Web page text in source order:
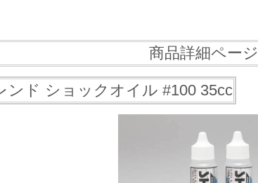
商品詳細ページ
ド ショックオイル #100 35cc